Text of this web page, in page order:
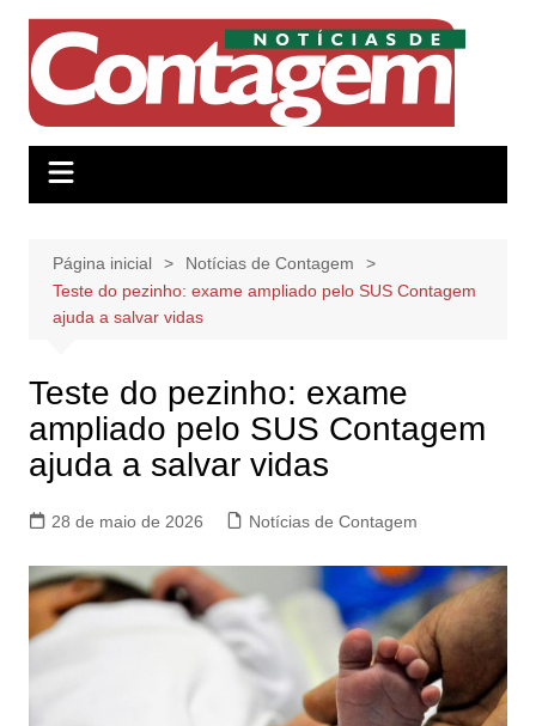
conteúdo
Página inicial
Notícias de Contagem
Teste do pezinho: exame ampliado pelo SUS Contagem
ajuda a salvar vidas
Teste do pezinho: exame
ampliado pelo SUS Contagem
ajuda a salvar vidas
28 de maio de 2026 Notícias de Contagem